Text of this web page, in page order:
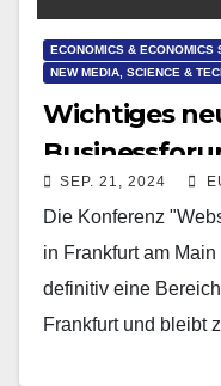
ECONOMICS & ECONOMICS
NEW MEDIA, SCIENCE &
Wichtiges
Main
SEP. 21, 2024
Die Konferenz
in Frankfurt am
definitiv eine
Frankfurt und bleibt